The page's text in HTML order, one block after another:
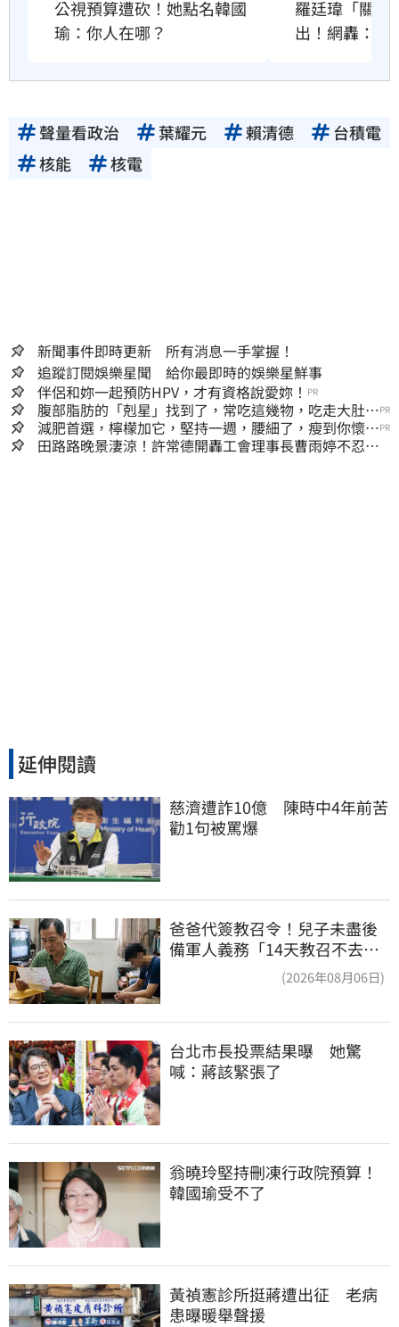
公視預算遭砍！她點名韓國
瑜：你人在哪？
羅廷瑋「關麥
出！網轟：沒
聲量看政治 葉耀元 賴清德
台積電
核能
核電
新聞事件即時更新 所有消息一手掌握！
追蹤訂閱娛樂星聞 給你最即時的娛樂星鮮事
伴侶和妳一起預防HPV，才有資格說愛妳！ PR
腹部脂肪的「剋星」找到了，常吃這幾物，吃走大肚
囊，瘦出小蠻腰
PR
減肥首選，檸檬加它，堅持一週，腰細了，瘦到你懷疑
人生
PR
田路路晚景淒涼！許常德開轟工會理事長曹雨婷不忍
延伸閱讀
慈濟遭詐10億　陳時中4年前苦
勸1句被罵爆
爸爸代簽教召令！兒子未盡後
備軍人義務「14天教召不去」
(2026年08月06日)
台北市長投票結果曝　她驚
喊：蔣該緊張了
翁曉玲堅持刪凍行政院預算！
韓國瑜受不了
黃禎憲診所挺蔣遭出征　老病
患曝暖舉聲援